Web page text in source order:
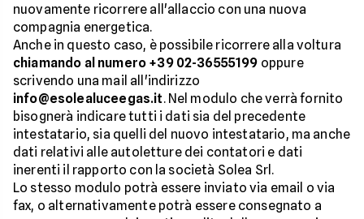
nuovamente ricorrere all'allaccio con una nuova
compagnia energetica.
Anche in questo caso, è possibile ricorrere alla voltura
chiamando al numero +39 02-36555199 oppure
scrivendo una mail all'indirizzo
info@esolealuceegas.it. Nel modulo che verrà fornito
bisognerà indicare tutti i dati sia del precedente
intestatario, sia quelli del nuovo intestatario, ma anche
dati relativi alle autoletture dei contatori e dati
inerenti il rapporto con la società Solea Srl.
Lo stesso modulo potrà essere inviato via email o via
fax, o alternativamente potrà essere consegnato a